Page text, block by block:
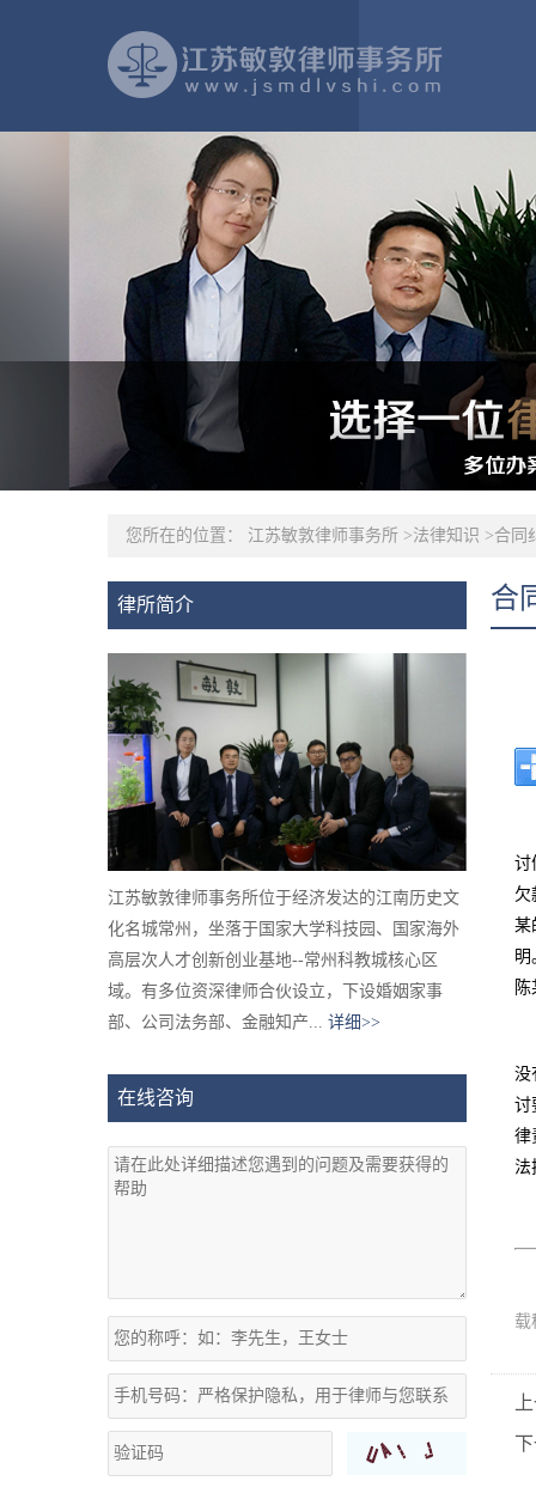
您所在的位置： 江苏敏敦律师事务所 >法律知识 >合同
律所简介
江苏敏敦律师事务所位于经济发达的江南历史文
化名城常州，坐落于国家大学科技园、国家海外
高层次人才创新创业基地--常州科教城核心区
域。有多位资深律师合伙设立，下设婚姻家事
部、公司法务部、金融知产... 详细>>
在线咨询
合
讨
欠
某
明
没
讨
律
法
载